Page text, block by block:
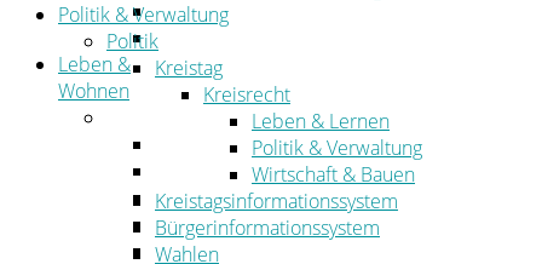
Freizeit und Urlaub im Landkreis
Veranstaltungen
Leben &
Wohnen
Migration
Schulen, Bildung, Sport und Kultur
Soziales
Gesundheit
Jugend, Familie und Senioren
Politik & Verwaltung
Politik
Kreistag
Kreisrecht
Leben & Lernen
Politik & Verwaltung
Wirtschaft & Bauen
Kreistagsinformationssystem
Bürgerinformationssystem
Wahlen